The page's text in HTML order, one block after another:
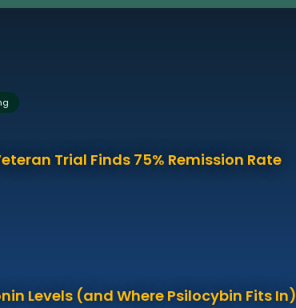
Trial Finds 75% Remission Rate
Levels (and Where Psilocybin Fits In)